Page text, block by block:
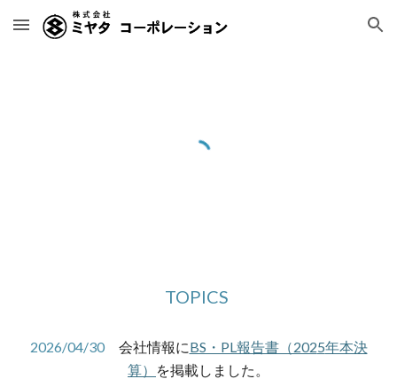
Skip to main content Skip to navigation
TOPICS
2026/04/30会社情報にBS・PL報告書（2025年本決
算）
を掲載しました。